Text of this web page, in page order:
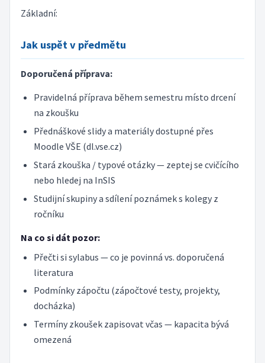
Základní:
Jak uspět v předmětu
Doporučená příprava:
Pravidelná příprava během semestru místo drcení
na zkoušku
Přednáškové slidy a materiály dostupné přes
Moodle VŠE (dl.vse.cz)
Stará zkouška / typové otázky — zeptej se cvičícího
nebo hledej na InSIS
Studijní skupiny a sdílení poznámek s kolegy z
ročníku
Na co si dát pozor:
Přečti si sylabus — co je povinná vs. doporučená
literatura
Podmínky zápočtu (zápočtové testy, projekty,
docházka)
Termíny zkoušek zapisovat včas — kapacita bývá
omezená